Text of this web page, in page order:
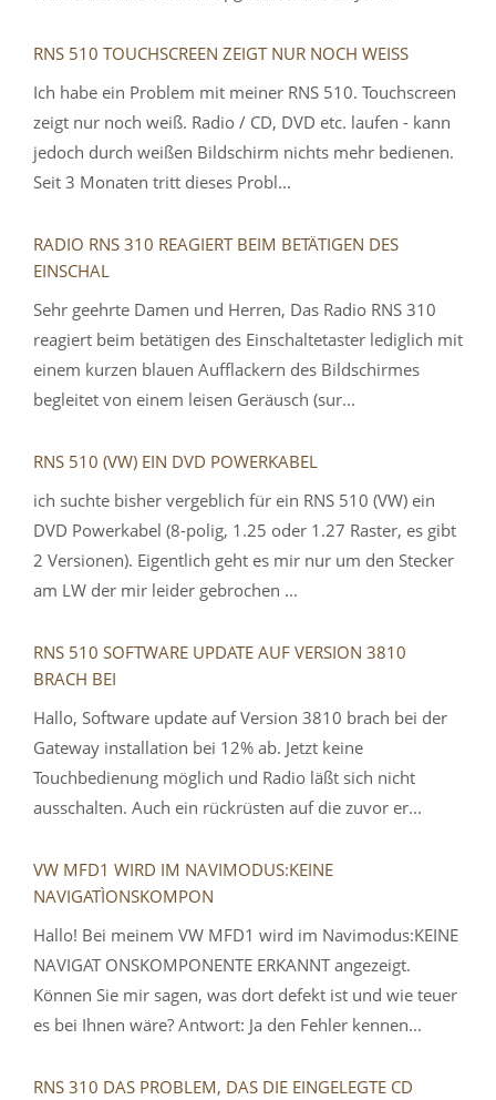
RNS 510 TOUCHSCREEN ZEIGT NUR NOCH WEISS
Ich habe ein Problem mit meiner RNS 510. Touchscreen
zeigt nur noch weiß. Radio / CD, DVD etc. laufen - kann
jedoch durch weißen Bildschirm nichts mehr bedienen.
Seit 3 Monaten tritt dieses Probl...
RADIO RNS 310 REAGIERT BEIM BETÄTIGEN DES
EINSCHAL
Sehr geehrte Damen und Herren, Das Radio RNS 310
reagiert beim betätigen des Einschaltetaster lediglich mit
einem kurzen blauen Aufflackern des Bildschirmes
begleitet von einem leisen Geräusch (sur...
RNS 510 (VW) EIN DVD POWERKABEL
ich suchte bisher vergeblich für ein RNS 510 (VW) ein
DVD Powerkabel (8-polig, 1.25 oder 1.27 Raster, es gibt
2 Versionen). Eigentlich geht es mir nur um den Stecker
am LW der mir leider gebrochen ...
RNS 510 SOFTWARE UPDATE AUF VERSION 3810
BRACH BEI
Hallo, Software update auf Version 3810 brach bei der
Gateway installation bei 12% ab. Jetzt keine
Touchbedienung möglich und Radio läßt sich nicht
ausschalten. Auch ein rückrüsten auf die zuvor er...
VW MFD1 WIRD IM NAVIMODUS:KEINE
NAVIGATÌONSKOMPON
Hallo! Bei meinem VW MFD1 wird im Navimodus:KEINE
NAVIGAT ONSKOMPONENTE ERKANNT angezeigt.
Können Sie mir sagen, was dort defekt ist und wie teuer
es bei Ihnen wäre? Antwort: Ja den Fehler kennen...
RNS 310 DAS PROBLEM, DAS DIE EINGELEGTE CD